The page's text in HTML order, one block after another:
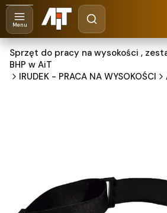
Otwórz
Szukaj
Sprzęt do pracy na wysokości ,
BHP w AiT
IRUDEK - PRACA NA WYSOKOŚCI
Menu